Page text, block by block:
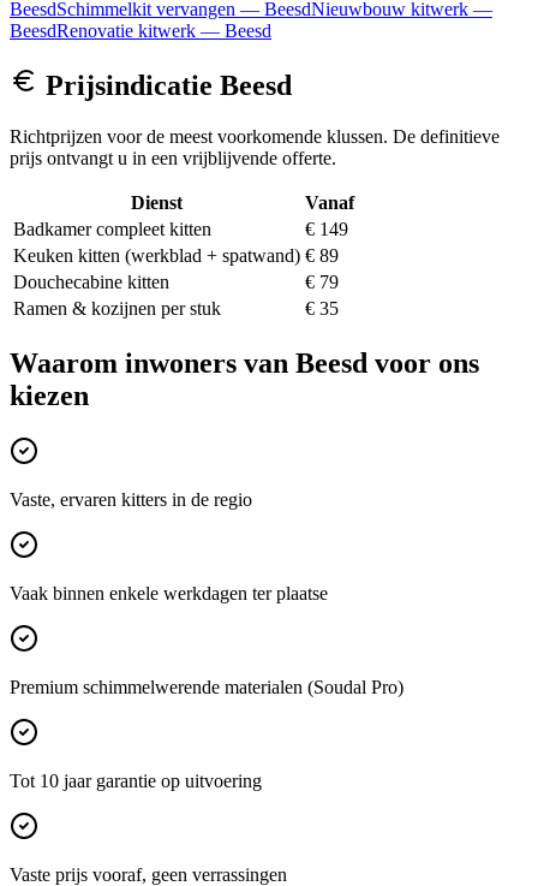
BeesdSchimmelkit vervangen — BeesdNieuwbouw kitwerk —
BeesdRenovatie kitwerk — Beesd
Prijsindicatie Beesd
Richtprijzen voor de meest voorkomende klussen. De definitieve
prijs ontvangt u in een vrijblijvende offerte.
Dienst
Vanaf
Badkamer compleet kitten
€ 149
Keuken kitten (werkblad + spatwand) € 89
Douchecabine kitten
€ 79
Ramen & kozijnen per stuk
€ 35
Waarom inwoners van Beesd voor ons
kiezen
Vaste, ervaren kitters in de regio
Vaak binnen enkele werkdagen ter plaatse
Premium schimmelwerende materialen (Soudal Pro)
Tot 10 jaar garantie op uitvoering
Vaste prijs vooraf, geen verrassingen